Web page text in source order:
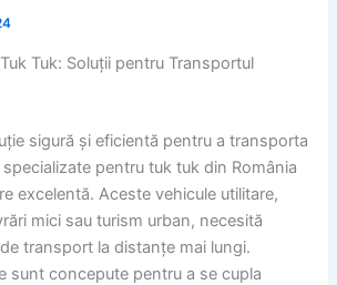
Tuk: Soluții pentru Transportul
sigură și eficientă pentru a transporta
pentru tuk tuk din România
excelentă. Aceste vehicule utilitare,
mici sau turism urban, necesită
transport la distanțe mai lungi.
sunt concepute pentru a se cupla